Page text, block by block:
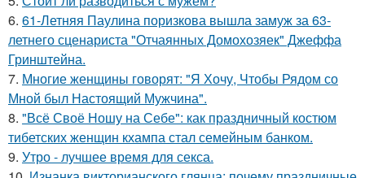
6. 61-Летняя Паулина поризкова вышла замуж за 63-
летнего сценариста "Отчаянных Домохозяек" Джеффа
Гринштейна.
7. Многие женщины говорят: "Я Хочу, Чтобы Рядом со
Мной был Настоящий Мужчина".
8. "Всё Своё Ношу на Себе": как праздничный костюм
тибетских женщин кхампа стал семейным банком.
9. Утро - лучшее время для секса.